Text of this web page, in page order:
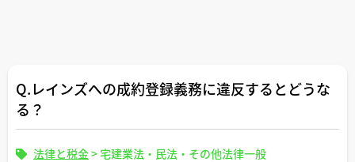
Q.レインズへの成約登録義務に違反するとどうな
る？
法律と税金>宅建業法・民法・その他法律一般